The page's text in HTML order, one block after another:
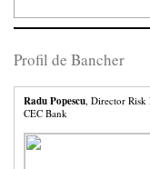
Profil de Bancher
Radu Popescu, Director Risk
CEC Bank